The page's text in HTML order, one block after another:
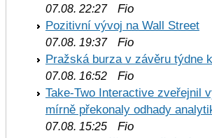
07.08. 22:27Fio
Pozitivní vývoj na Wall Street
07.08. 19:37Fio
Pražská burza v závěru týdne
07.08. 16:52 Fio
Take-Two Interactive zveřejnil
mírně překonaly odhady
07.08. 15:25 Fio